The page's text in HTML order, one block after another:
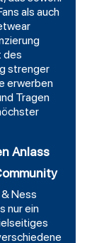
als auch
des
strenger
erwerben
Tragen
Anlass
Ness
nur ein